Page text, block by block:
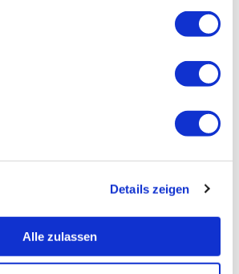
Details zeigen
Alle zulassen